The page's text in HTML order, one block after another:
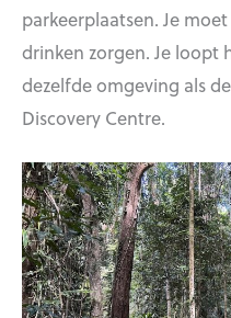
parkeerplaatsen. Je
drinken zorgen. Je loopt
dezelfde omgeving als
Discovery Centre.